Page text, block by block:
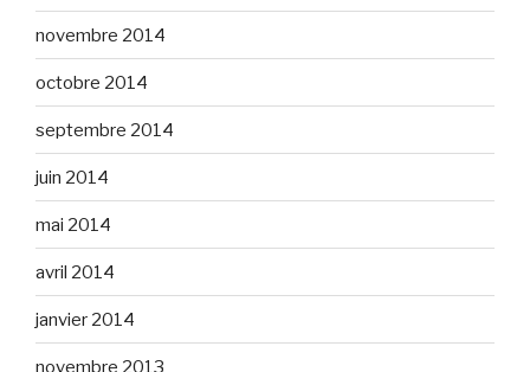
novembre 2014
octobre 2014
septembre 2014
juin 2014
mai 2014
avril 2014
janvier 2014
novembre 2013